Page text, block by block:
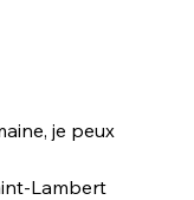
je peux
Lambert